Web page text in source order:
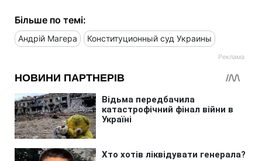
Більше по темі:
Андрій Магера Конституционный суд Украины